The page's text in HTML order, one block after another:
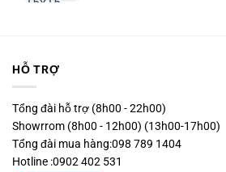
HỖ TRỢ
Tổng đài hỗ trợ (8h00 - 22h00)
Showrrom (8h00 - 12h00) (13h00-17h00)
Tổng đài mua hàng:098 789 1404
Hotline :0902 402 531